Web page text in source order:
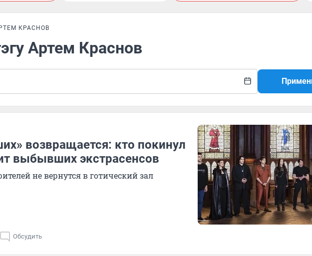
КРАСНОВ
Артем Краснов
возвращается: кто покинул
выбывших экстрасенсов
не вернутся в готический зал
Обсудить